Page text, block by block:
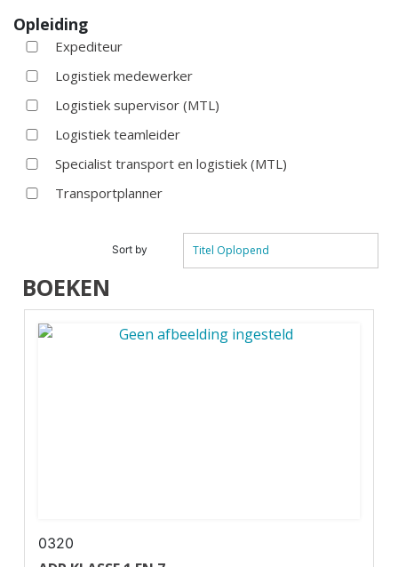
Opleiding
Expediteur
Logistiek medewerker
Logistiek supervisor (MTL)
Logistiek teamleider
Specialist transport en logistiek (MTL)
Transportplanner
Sort by Titel Oplopend
BOEKEN
0320